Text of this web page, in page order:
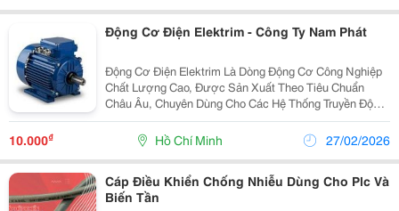
Động Cơ Điện Elektrim - Công Ty Nam Phát
Động Cơ Điện Elektrim Là Dòng Động Cơ Công Nghiệp
Chất Lượng Cao, Được Sản Xuất Theo Tiêu Chuẩn
Châu Âu, Chuyên Dùng Cho Các Hệ Thống Truyền Động
Trong Nhà Máy Và Dây Chuyền Sản Xuất. Sản Phẩm Nổi
Bật Với Độ Bền Cơ Học Cao, Khả Năng Vận Hành Ổn
10.000₫ Hồ Chí Minh 27/02/2026
Cáp Điều Khiển Chống Nhiễu Dùng Cho Plc Và
Biến Tần